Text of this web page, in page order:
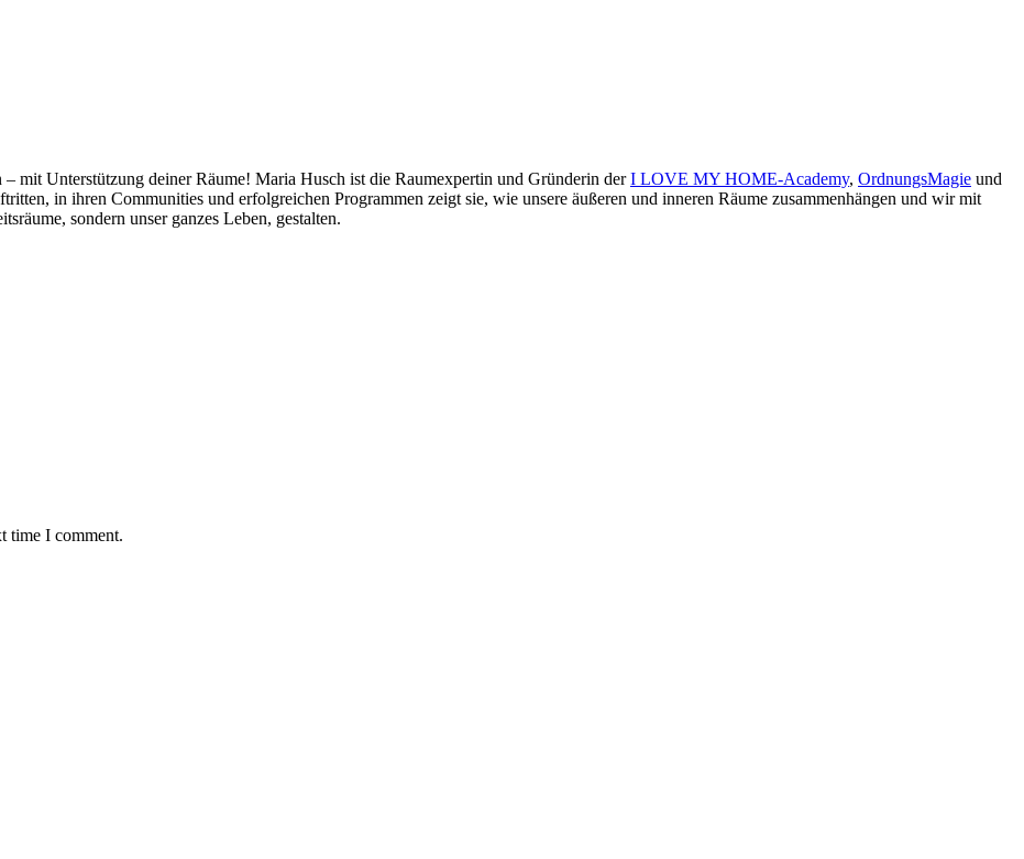
mit Unterstützung deiner Räume! Maria Husch ist die Raumexpertin und Gründerin derI LOVE MY HOME-Academy, OrdnungsMagie und
in ihren Communities und erfolgreichen Programmen zeigt sie, wie unsere äußeren und inneren Räume zusammenhängen und wir mit
sondern unser ganzes Leben, gestalten.
time I comment.